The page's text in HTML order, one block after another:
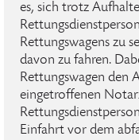
es, sich trotz
Rettungswagens zu
davon zu fahren.
Rettungswagen den
eingetroffenen
Einfahrt vor dem